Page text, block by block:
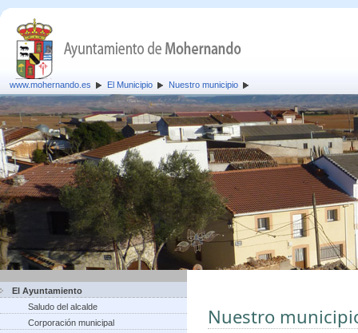
www.mohernando.es El Municipio Nuestro municipio
El Ayuntamiento
Saludo del alcalde
Corporación municipal
Nuestro